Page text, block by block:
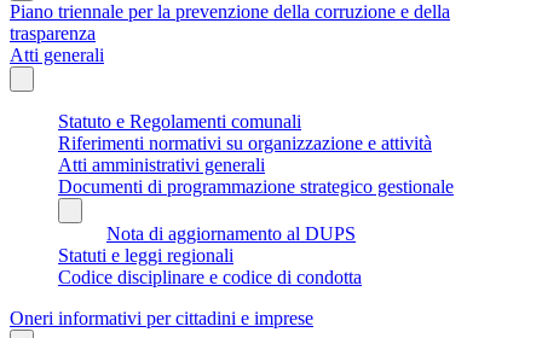
Piano triennale per la prevenzione della corruzione e della
trasparenza
Atti generali
Statuto e Regolamenti comunali
Riferimenti normativi su organizzazione e attività
Atti amministrativi generali
Documenti di programmazione strategico gestionale
Nota di aggiornamento al DUPS
Statuti e leggi regionali
Codice disciplinare e codice di condotta
Oneri informativi per cittadini e imprese